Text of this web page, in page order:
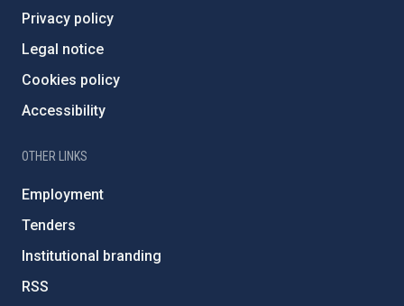
Privacy policy
Legal notice
Cookies policy
Accessibility
OTHER LINKS
Employment
Tenders
Institutional branding
RSS